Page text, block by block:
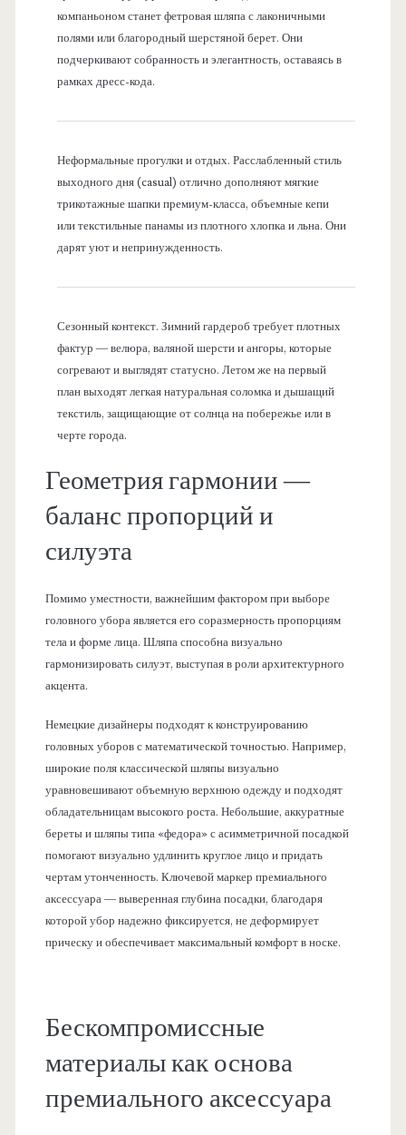
компаньоном станет фетровая шляпа с лаконичными
полями или благородный шерстяной берет. Они
подчеркивают собранность и элегантность, оставаясь в
рамках дресс-кода.
Неформальные прогулки и отдых. Расслабленный стиль
выходного дня (casual) отлично дополняют мягкие
трикотажные шапки премиум-класса, объемные кепи
или текстильные панамы из плотного хлопка и льна. Они
дарят уют и непринужденность.
Сезонный контекст. Зимний гардероб требует плотных
фактур — велюра, валяной шерсти и ангоры, которые
согревают и выглядят статусно. Летом же на первый
план выходят легкая натуральная соломка и дышащий
текстиль, защищающие от солнца на побережье или в
черте города.
Геометрия гармонии —
баланс пропорций и
силуэта
Помимо уместности, важнейшим фактором при выборе
головного убора является его соразмерность пропорциям
тела и форме лица. Шляпа способна визуально
гармонизировать силуэт, выступая в роли архитектурного
акцента.
Немецкие дизайнеры подходят к конструированию
головных уборов с математической точностью. Например,
широкие поля классической шляпы визуально
уравновешивают объемную верхнюю одежду и подходят
обладательницам высокого роста. Небольшие, аккуратные
береты и шляпы типа «федора» с асимметричной посадкой
помогают визуально удлинить круглое лицо и придать
чертам утонченность. Ключевой маркер премиального
аксессуара — выверенная глубина посадки, благодаря
которой убор надежно фиксируется, не деформирует
прическу и обеспечивает максимальный комфорт в носке.
Бескомпромиссные
материалы как основа
премиального аксессуара